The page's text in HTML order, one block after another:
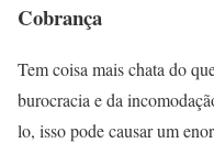
Cobrança
Tem coisa mais chata do
burocracia e da
lo, isso pode causar um